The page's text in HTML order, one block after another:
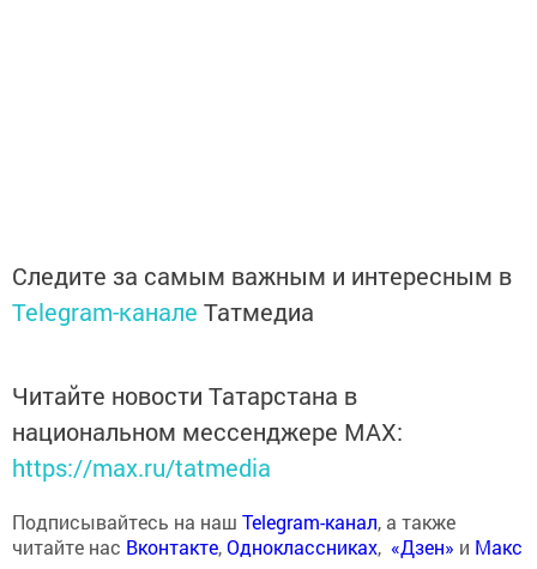
Следите за самым важным и интересным в
Telegram-канале Татмедиа
Читайте новости Татарстана в
национальном мессенджере MАХ:
https://max.ru/tatmedia
Подписывайтесь на наш Telegram-канал, а также
читайте нас Вконтакте,Одноклассниках, «Дзен» и Макс